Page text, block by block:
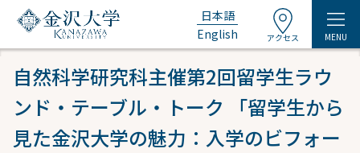
日本語
English
アクセス MENU
自然科学研究科主催第2回留学生ラウ
ンド・テーブル・トーク 「留学生から
見た金沢大学の魅力：入学のビフォー